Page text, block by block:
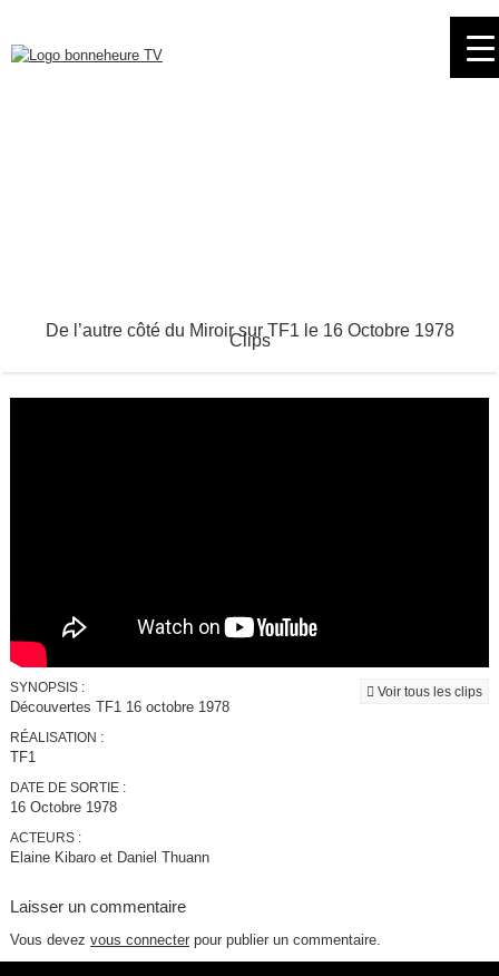
navigation
De l’autre côté du Miroir sur TF1 le 16 Octobre 1978
Clips
Voir tous les clips
SYNOPSIS :
Découvertes TF1 16 octobre 1978
RÉALISATION :
TF1
DATE DE SORTIE :
16 Octobre 1978
ACTEURS :
Elaine Kibaro et Daniel Thuann
Laisser un commentaire
Vous devez vous connecterpour publier un commentaire.